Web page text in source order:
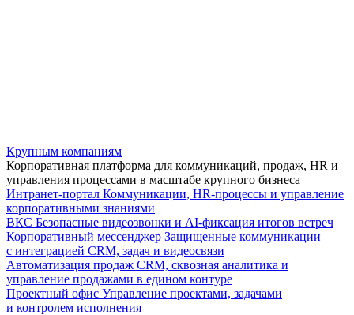
Крупным компаниям
Корпоративная платформа для коммуникаций, продаж, HR и
управления процессами в масштабе крупного бизнеса
Интранет-портал Коммуникации, HR-процессы и управление
корпоративными знаниями
ВКС Безопасные видеозвонки и AI-фиксация итогов встреч
Корпоративный мессенджер Защищенные коммуникации
с интеграцией CRM, задач и видеосвязи
Автоматизация продаж CRM, сквозная аналитика и
управление продажами в едином контуре
Проектный офис Управление проектами, задачами
и контролем исполнения